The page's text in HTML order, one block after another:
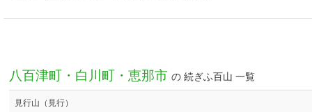
八百津町・白川町・恵那市 の 続ぎふ百山 一覧
見行山（見行）